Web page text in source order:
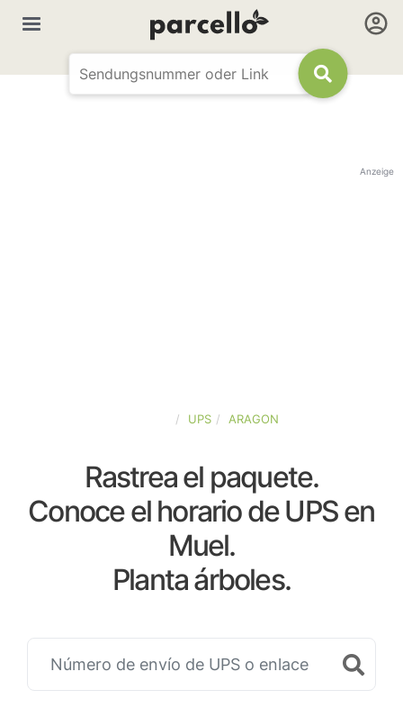
Anzeige
UPS ARAGON
Rastrea el paquete.
Conoce el horario de UPS en
Muel.
Planta árboles.